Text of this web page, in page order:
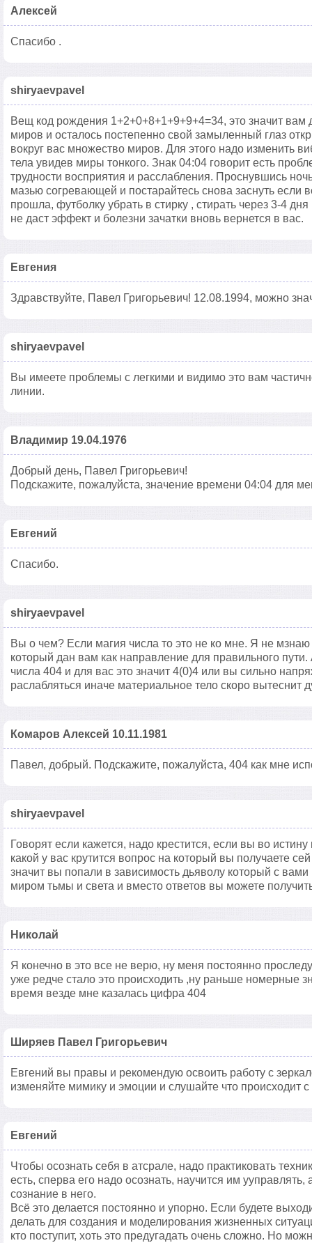
Алексей
Спасибо .
shiryaevpavel
Вещ код рождения 1+2+0+8+1+9+9+4=34, это значит
миров и осталось постепенно свой замыленный глаз
вокруг вас множество миров. Для этого надо изменить
тела увидев миры тонкого. Знак 04:04 говорит есть
трудности восприятия и расслабления. Проснувшись
мазью согревающей и постарайтесь снова заснуть если
прошла, футболку убрать в стирку , стирать через 3-4
не даст эффект и болезни зачатки вновь вернется в вас.
Евгения
Здравствуйте, Павел Григорьевич! 12.08.1994, можно
shiryaevpavel
Вы имеете проблемы с легкими и видимо это вам
линии.
Владимир 19.04.1976
Добрый день, Павел Григорьевич!
Подскажите, пожалуйста, значение времени 04:04 для
Евгений
Спасибо.
shiryaevpavel
Вы о чем? Если магия числа то это не ко мне. Я не мзнаю
который дан вам как направление для правильного
числа 404 и для вас это значит 4(0)4 или вы сильно
раслабляться иначе материальное тело скоро вытеснит
Комаров Алексей 10.11.1981
Павел, добрый. Подскажите, пожалуйста, 404 как мне
shiryaevpavel
Говорят если кажется, надо крестится, если вы во
какой у вас крутится вопрос на который вы получаете
значит вы попали в зависимость дьяволу который с вами
миром тьмы и света и вместо ответов вы можете
Николай
Я конечно в это все не верю, ну меня постоянно
уже редче стало это происходить ,ну раньше номерные
время везде мне казалась цифра 404
Ширяев Павел Григорьевич
Евгений вы правы и рекомендую освоить работу с
изменяйте мимику и эмоции и слушайте что происходит
Евгений
Чтобы осознать себя в атсрале, надо практиковать
есть, сперва его надо осознать, научится им
сознание в него.
Всё это делается постоянно и упорно. Если будете
делать для создания и моделирования жизненных
кто поступит, хоть это предугадать очень сложно. Но